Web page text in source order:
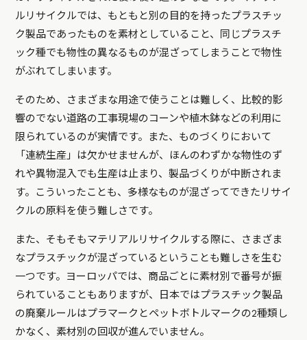
ルリサイクルでは、もともと別の目的を持ったプラスチッ
ク製品であったものを素材としていること、同じプラスチ
ック種でも物性の異なるものが混ざってしまうことで物性
がぶれてしまいます。
そのため、さまざまな用途で使うことは難しく、比較的影
響のでない道路の工事現場のコーンや植木鉢などの利用に
限られているのが実情です。また、ものづくりにおいて
「連続生産」は欠かせませんが、ほんのわずかな物性のず
れや異物混入でも生産は止まり、製品づくりが中断されま
す。こういったことも、多様なものが混ざってできたリサイ
クルの原料を使う難しさです。
また、そもそもマテリアルリサイクルする際に、さまざま
なプラスチックが混ざっているということも難しさを生む
一つです。ヨーロッパでは、商品ごとに素材別で番号が振
られていることもありますが、日本ではプラスチック製品
の廃棄ルールはプラマークとペットボトルマークの2種類し
かなく、素材別の回収が進んでいません。